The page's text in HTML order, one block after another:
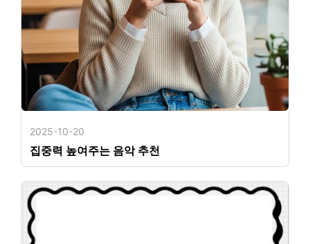
2025-10-20
집중력 높여주는 음악 추천